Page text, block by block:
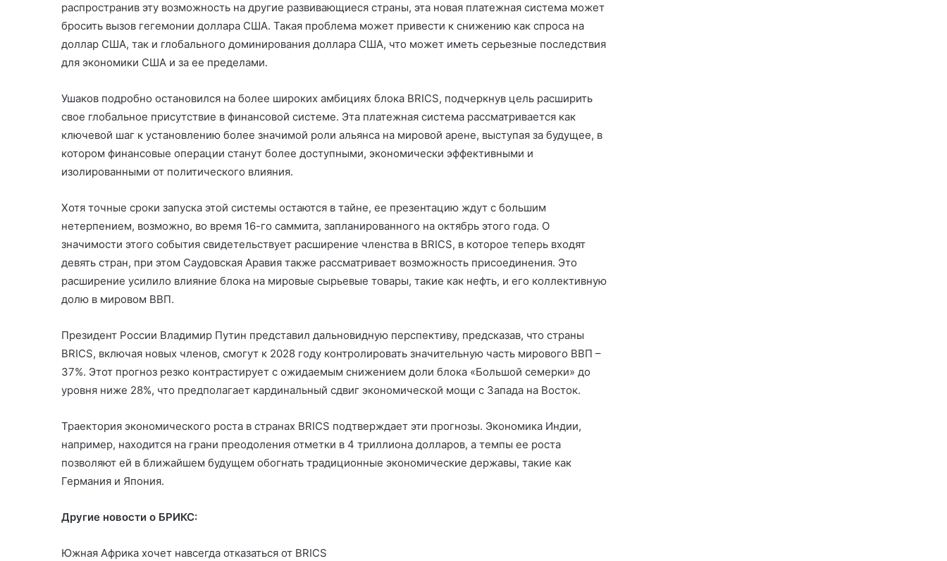
распространив эту возможность на другие развивающиеся страны, эта новая платежная система может
бросить вызов гегемонии доллара США. Такая проблема может привести к снижению как спроса на
доллар США, так и глобального доминирования доллара США, что может иметь серьезные последствия
для экономики США и за ее пределами.
Ушаков подробно остановился на более широких амбициях блока BRICS, подчеркнув цель расширить
свое глобальное присутствие в финансовой системе. Эта платежная система рассматривается как
ключевой шаг к установлению более значимой роли альянса на мировой арене, выступая за будущее, в
котором финансовые операции станут более доступными, экономически эффективными и
изолированными от политического влияния.
Хотя точные сроки запуска этой системы остаются в тайне, ее презентацию ждут с большим
нетерпением, возможно, во время 16-го саммита, запланированного на октябрь этого года. О
значимости этого события свидетельствует расширение членства в BRICS, в которое теперь входят
девять стран, при этом Саудовская Аравия также рассматривает возможность присоединения. Это
расширение усилило влияние блока на мировые сырьевые товары, такие как нефть, и его коллективную
долю в мировом ВВП.
Президент России Владимир Путин представил дальновидную перспективу, предсказав, что страны
BRICS, включая новых членов, смогут к 2028 году контролировать значительную часть мирового ВВП –
37%. Этот прогноз резко контрастирует с ожидаемым снижением доли блока «Большой семерки» до
уровня ниже 28%, что предполагает кардинальный сдвиг экономической мощи с Запада на Восток.
Траектория экономического роста в странах BRICS подтверждает эти прогнозы. Экономика Индии,
например, находится на грани преодоления отметки в 4 триллиона долларов, а темпы ее роста
позволяют ей в ближайшем будущем обогнать традиционные экономические державы, такие как
Германия и Япония.
Другие новости о БРИКС:
Южная Африка хочет навсегда отказаться от BRICS